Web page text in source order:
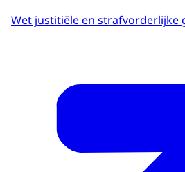
Wet justitiële en strafvorderlijke